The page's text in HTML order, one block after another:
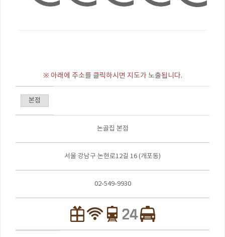
※ 아래에 주소를 클릭하시면 지도가 노출됩니다.
본점
논골집 본점
서울 강남구 논현로12길 16 (개포동)
02-549-9930